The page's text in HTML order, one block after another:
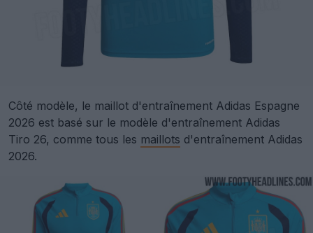
Côté modèle, le maillot d'entraînement Adidas Espagne
2026 est basé sur le modèle d'entraînement Adidas
Tiro 26, comme tous les maillots d'entraînement Adidas
2026.